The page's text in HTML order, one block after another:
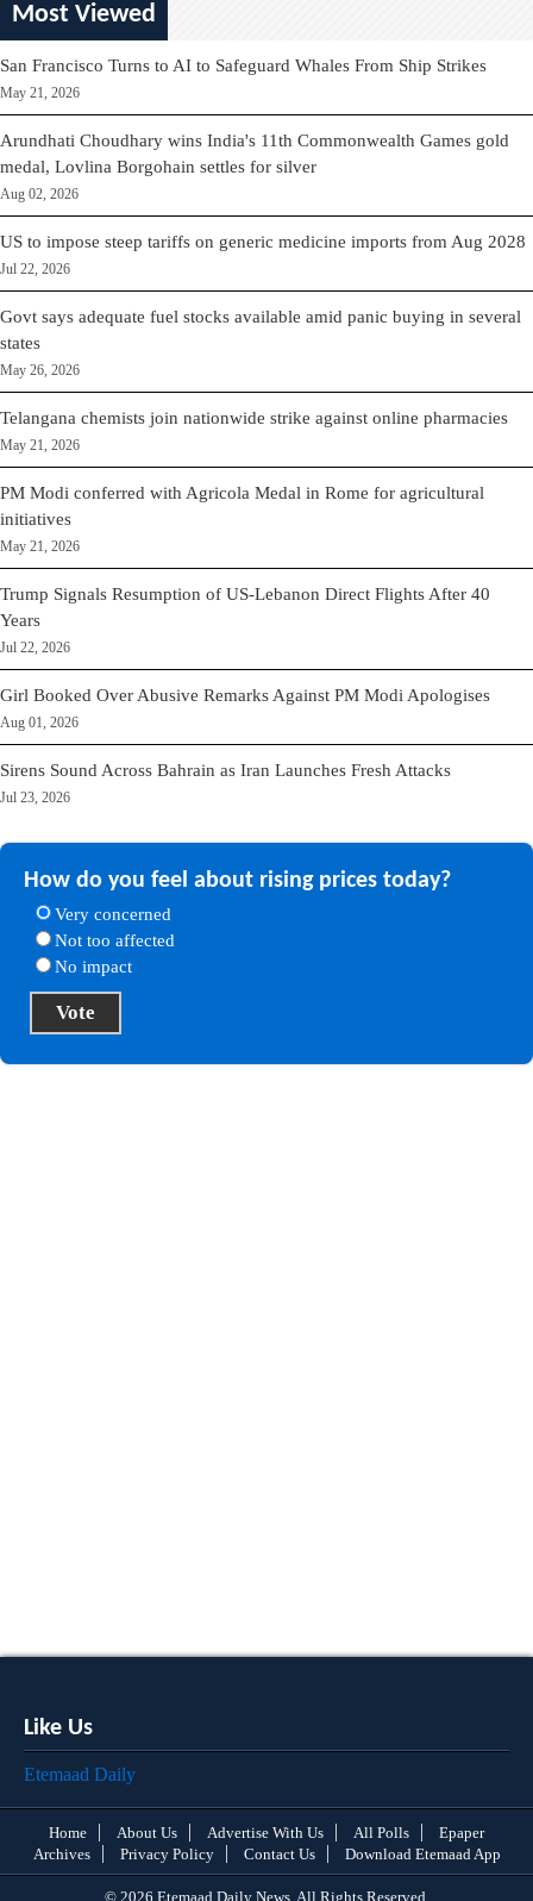
Most Viewed
San Francisco Turns to AI to Safeguard Whales From Ship Strikes
May 21, 2026
Arundhati Choudhary wins India's 11th Commonwealth Games gold
medal, Lovlina Borgohain settles for silver
Aug 02, 2026
US to impose steep tariffs on generic medicine imports from Aug 2028
Jul 22, 2026
Govt says adequate fuel stocks available amid panic buying in several
states
May 26, 2026
Telangana chemists join nationwide strike against online pharmacies
May 21, 2026
PM Modi conferred with Agricola Medal in Rome for agricultural
initiatives
May 21, 2026
Trump Signals Resumption of US-Lebanon Direct Flights After 40
Years
Jul 22, 2026
Girl Booked Over Abusive Remarks Against PM Modi Apologises
Aug 01, 2026
Sirens Sound Across Bahrain as Iran Launches Fresh Attacks
Jul 23, 2026
How do you feel about rising prices today?
Very concerned
Not too affected
No impact
Like Us
Etemaad Daily
Home About Us Advertise With Us All Polls
Epaper
Archives
Privacy Policy Contact Us Download Etemaad App
© 2026 Etemaad Daily News, All Rights Reserved.